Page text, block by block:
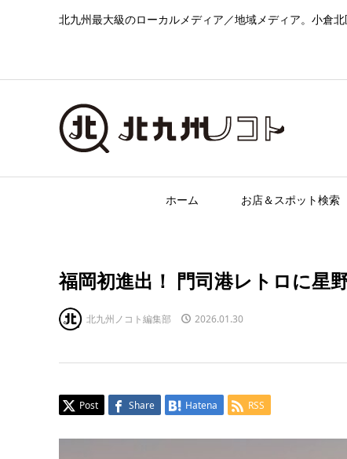
北九州最大級のローカルメディア／地域メディア。小倉
ホーム お店＆スポット検索
福岡初進出！ 門司港レトロに星
北九州ノコト編集部 2026.01.30
Post Share Hatena RSS